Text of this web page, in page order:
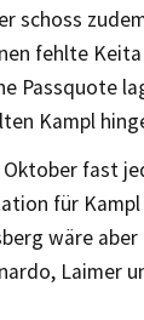
schoss
fehlte
Passquote
Kampl
Oktober fast
für
wäre
Laimer